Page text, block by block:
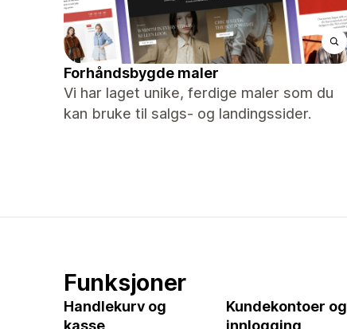
Forhåndsbygde maler
Vi har laget unike, ferdige maler som du
kan bruke til salgs- og landingssider.
Funksjoner
Handlekurv og
kasse
Kundekontoer og
innlogging